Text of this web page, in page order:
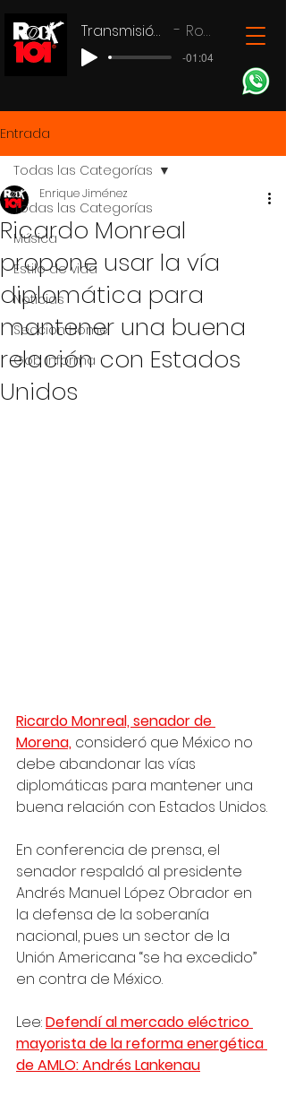
Transmisión en vivo Rock 101
-01:04
Entrada
Todas las Categorías
Música
Estilo de vida
Noticias
Seccion Home
Gob Informa
Todas las Categorías
Ricardo Monreal
propone usar la vía
diplomática para
mantener una buena
relación con Estados
Unidos
Enrique Jiménez
Ricardo Monreal, senador de
Morena, consideró que México no
debe abandonar las vías
diplomáticas para mantener una
buena relación con Estados Unidos.
En conferencia de prensa, el
senador respaldó al presidente
Andrés Manuel López Obrador en
la defensa de la soberanía
nacional, pues un sector de la
Unión Americana “se ha excedido”
en contra de México.
Lee: Defendí al mercado eléctrico
mayorista de la reforma energética
de AMLO: Andrés Lankenau